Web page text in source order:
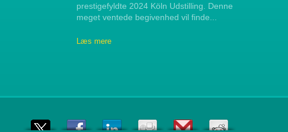
prestigefyldte 2024 Köln Udstilling. Denne
meget ventede begivenhed vil finde...
Læs mere